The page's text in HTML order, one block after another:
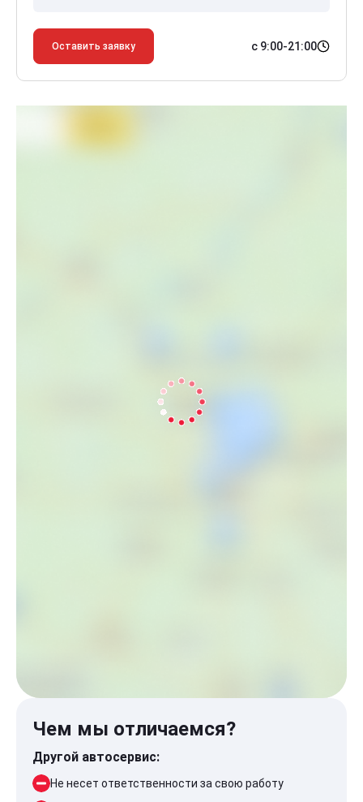
Оставить заявку с 9:00-21:00
Чем мы отличаемся?
Другой автосервис:
Не несет ответственности за свою работу